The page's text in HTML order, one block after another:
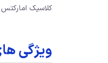
کلاسیک
ویژگی